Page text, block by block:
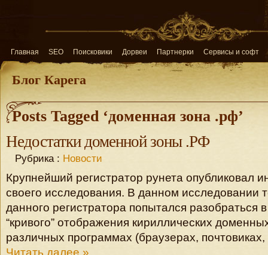
Главная SEO Поисковики Дорвеи Партнерки Сервисы и софт
Блог Карега
Posts Tagged ‘доменная зона .рф’
Недостатки доменной зоны .РФ
Рубрика : Новости
Крупнейший регистратор рунета опубликовал
своего исследования. В данном исследовании
данного регистратора попытался разобраться
“кривого” отображения кириллических
различных программах (браузерах, почтовиках,
Читать далее »